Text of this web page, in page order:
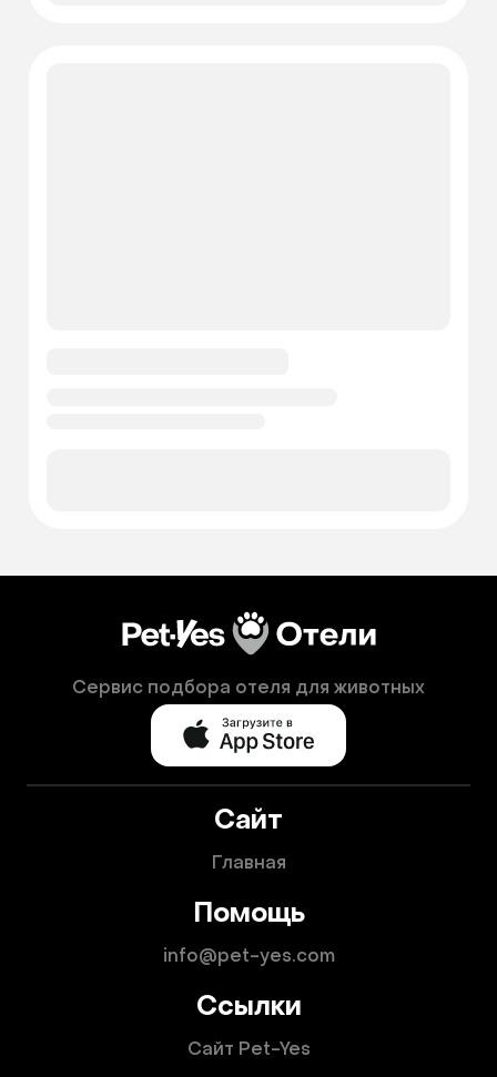
Сервис подбора отеля для животных
Сайт
Главная
Помощь
info@pet-yes.com
Ссылки
Сайт Pet-Yes